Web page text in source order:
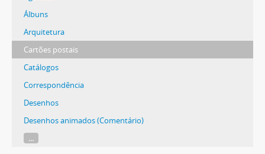
Álbuns
Arquitetura
Cartões postais
Catálogos
Correspondência
Desenhos
Desenhos animados (Comentário)
...